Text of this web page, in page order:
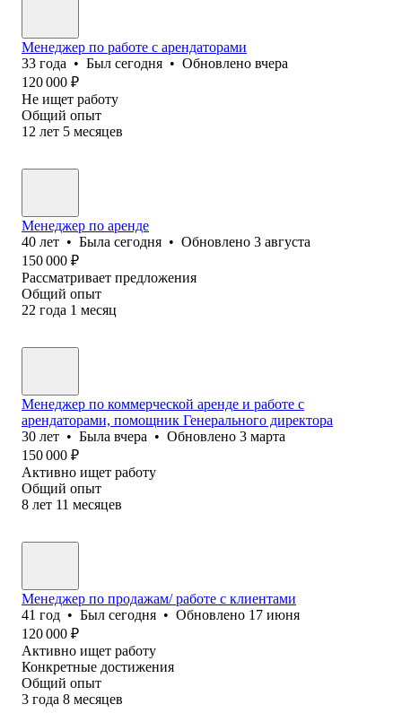
Менеджер по работе с арендаторами
33 года • Был сегодня • Обновлено вчера
120 000 ₽
Не ищет работу
Общий опыт
12 лет 5 месяцев
Менеджер по аренде
40 лет • Была сегодня • Обновлено 3 августа
150 000 ₽
Рассматривает предложения
Общий опыт
22 года 1 месяц
Менеджер по коммерческой аренде и работе с
арендаторами, помощник Генерального директора
30 лет • Была вчера • Обновлено 3 марта
150 000 ₽
Активно ищет работу
Общий опыт
8 лет 11 месяцев
Менеджер по продажам/ работе с клиентами
41 год • Был сегодня • Обновлено 17 июня
120 000 ₽
Активно ищет работу
Конкретные достижения
Общий опыт
3 года 8 месяцев